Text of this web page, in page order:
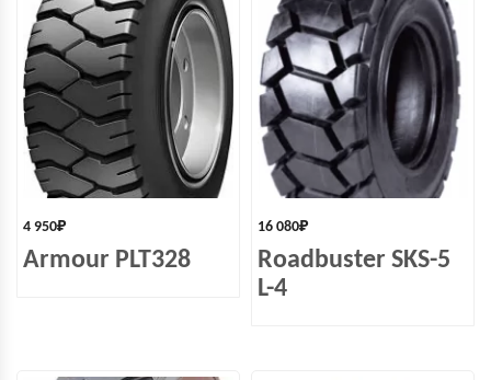
4 950₽
Armour PLT328
16 080₽
Roadbuster SKS-5
L-4